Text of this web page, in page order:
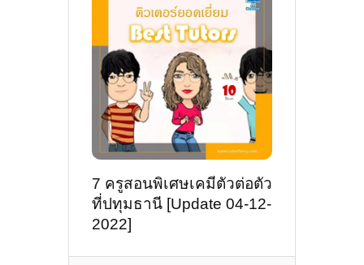
7 ครูสอนพิเศษเคมีตัวต่อตัว
ที่ปทุมธานี [Update 04-12-
2022]